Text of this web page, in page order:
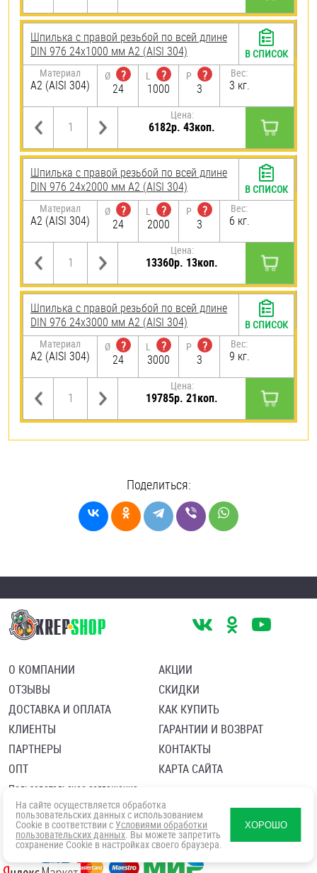
Шпилька с правой резьбой по всей длине
DIN 976 24х1000 мм А2 (AISI 304)
Материал
А2 (AISI 304)
Ø
?
24
L
?
1000
P
?
3
Вес:
3 кг.
Цена:
6182р. 43коп.
В СПИСОК
Шпилька с правой резьбой по всей длине
DIN 976 24х2000 мм А2 (AISI 304)
Материал
А2 (AISI 304)
Ø
?
24
L
?
2000
P
?
3
Вес:
6 кг.
Цена:
13360р. 13коп.
В СПИСОК
Шпилька с правой резьбой по всей длине
DIN 976 24х3000 мм А2 (AISI 304)
Материал
А2 (AISI 304)
Ø
?
24
L
?
3000
P
?
3
Вес:
9 кг.
Цена:
19785р. 21коп.
В СПИСОК
Поделиться:
О КОМПАНИИ
ОТЗЫВЫ
ДОСТАВКА И ОПЛАТА
КЛИЕНТЫ
ПАРТНЕРЫ
ОПТ
АКЦИИ
СКИДКИ
КАК КУПИТЬ
ГАРАНТИИ И ВОЗВРАТ
КОНТАКТЫ
КАРТА САЙТА
Пользовательское соглашение
Политика в отношении обработки персональных данных
Согласие посетителя сайта на обработку персональных данны
На сайте осуществляется обработка
пользовательских данных с использованием
Cookie в соответствии с Условиями обработки
пользовательских данных. Вы можете запретить
сохранение Cookie в настройках своего браузера.
ХОРОШО